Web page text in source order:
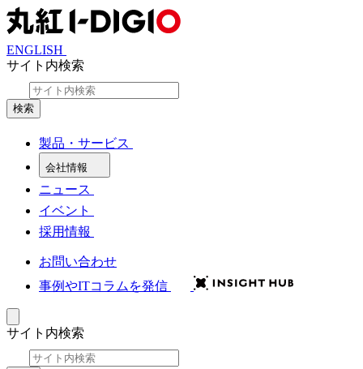
ENGLISH
サイト内検索
検索
製品・サービス
会社情報
ニュース
イベント
採用情報
お問い合わせ
事例やITコラムを発信
サイト内検索